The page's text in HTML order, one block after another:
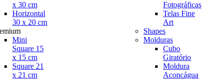
x 30 cm
Horizontal
30 x 20 cm
Mini
Square 15
x 15 cm
Square 21
x 21 cm
Fotográficas
Telas Fine
Art
Shapes
Molduras
Cubo
Giratório
Moldura
Aconcágua